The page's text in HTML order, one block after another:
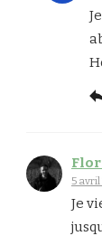
5 avril
Je